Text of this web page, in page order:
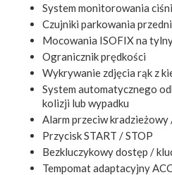
System monitorowania
Czujniki parkowania
Mocowania ISOFIX na
Ogranicznik prędkości
Wykrywanie zdjęcia rąk z
System automatycznego
kolizji lub wypadku
Alarm przeciw
Przycisk START / STOP
Bezkluczykowy dostęp /
Tempomat adaptacyjny